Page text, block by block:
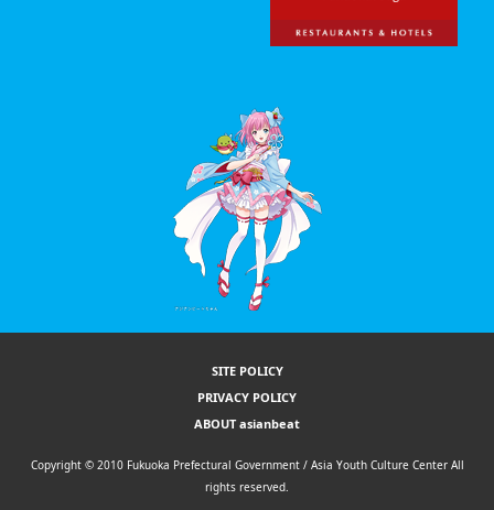
SITE POLICY
PRIVACY POLICY
ABOUT asianbeat
Copyright © 2010 Fukuoka Prefectural Government / Asia Youth Culture Center All
rights reserved.